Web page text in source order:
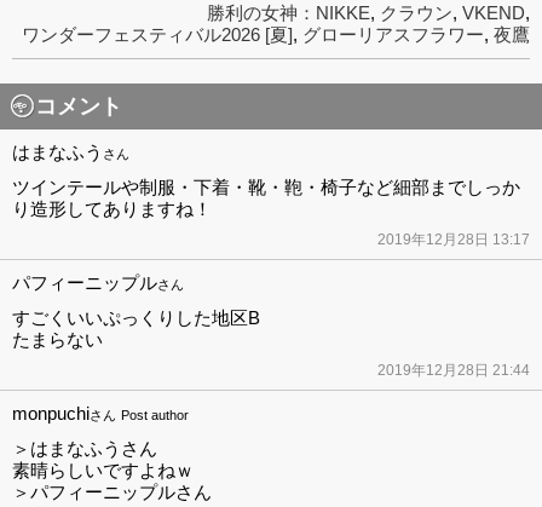
勝利の女神：NIKKE, クラウン, VKEND,
ワンダーフェスティバル2026 [夏], グローリアスフラワー, 夜鷹
コメント
はまなふう さん
ツインテールや制服・下着・靴・鞄・椅子など細部までしっか
り造形してありますね！
2019年12月28日 13:17
パフィーニップルさん
すごくいいぷっくりした地区B
たまらない
2019年12月28日 21:44
monpuchiさん Post author
＞はまなふうさん
素晴らしいですよねｗ
＞パフィーニップルさん